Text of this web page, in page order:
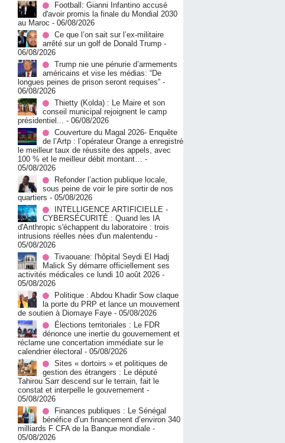
Football: Gianni Infantino accusé
d'avoir promis la finale du Mondial 2030
au Maroc - 06/08/2026
Ce que l’on sait sur l’ex-militaire
arrêté sur un golf de Donald Trump -
06/08/2026
Trump nie une pénurie d’armements
américains et vise les médias: “De
longues peines de prison seront requises” -
06/08/2026
‎Thietty (Kolda) : Le Maire et son
conseil municipal rejoignent le camp
présidentiel... - 06/08/2026
Couverture du Magal 2026- Enquête
de l’Artp : l’opérateur Orange a enregistré
le meilleur taux de réussite des appels, avec
100 % et le meilleur débit montant… -
05/08/2026
Refonder l’action publique locale,
sous peine de voir le pire sortir de nos
quartiers - 05/08/2026
INTELLIGENCE ARTIFICIELLE -
CYBERSÉCURITÉ : Quand les IA
d'Anthropic s'échappent du laboratoire : trois
intrusions réelles nées d'un malentendu -
05/08/2026
Tivaouane: l'hôpital Seydi El Hadj
Malick Sy démarre officiellement ses
activités médicales ce lundi 10 août 2026 -
05/08/2026
Politique : Abdou Khadir Sow claque
la porte du PRP et lance un mouvement
de soutien à Diomaye Faye - 05/08/2026
Élections territoriales : Le FDR
dénonce une inertie du gouvernement et
réclame une concertation immédiate sur le
calendrier électoral - 05/08/2026
Sites « dortoirs » et politiques de
gestion des étrangers : Le député
Tahirou Sarr descend sur le terrain, fait le
constat et interpelle le gouvernement -
05/08/2026
Finances publiques : Le Sénégal
bénéfice d’un financement d’environ 340
milliards F CFA de la Banque mondiale -
05/08/2026